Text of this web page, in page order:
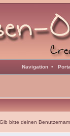
Navigation •
Gib bitte deinen